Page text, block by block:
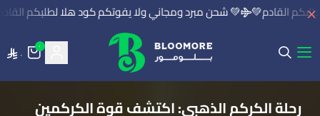
القادم💚 💚 شحن مبرد ومجاني ولا يفوتكم كود هلا لطلبكم
بلومور | BLOOMORE
٠
٠
رحلة الكركم الذهبي: اكتشف قوة الكركمين